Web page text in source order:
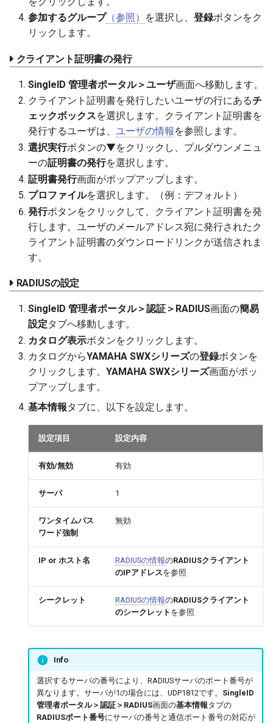
参加するグループ（参照） を選択し、 登録ボタンをク
リックします。
クライアント証明書の発行
SingleID 管理者ポータル＞ユーザ画面へ移動します。
クライアント証明書を発行したいユーザの行にあるチ
ェックボックスを選択します。クライアント証明書を
発行するユーザは、 ユーザの情報 を参照します。
選択実行ボタンの▼をクリックし、プルダウンメニュ
ーの証明書の発行を選択します。
証明書発行画面がポップアップします。
プロファイルを選択します。（例：デフォルト）
発行ボタンをクリックして、クライアント証明書を発
行します。ユーザのメールアドレス宛に発行されたク
ライアント証明書のダウンロードリンクが送信されま
す。
RADIUSの設定
SingleID 管理者ポータル＞認証＞RADIUS画面の簡易
設定タブへ移動します。
カタログ表示ボタンをクリックします。
カタログからYAMAHA SWXシリーズの登録ボタンを
クリックします。 YAMAHA SWXシリーズ画面がポッ
プアップします。
基本情報タブに、以下を設定します。
設定項目 設定内容
有効/無効 有効
サーバ 1
ワンタイムパス
ワード強制
無効
IP or ホスト名 RADIUSの情報のRADIUSクライアント
のIPアドレスを参照
シークレット RADIUSの情報のRADIUSクライアント
のシークレット を参照
Info
選択するサーバの番号により、RADIUSサーバのポート番号が
異なります。サーバが1の場合には、UDP1812です。 SingleID
管理者ポータル＞認証＞RADIUS画面の基本情報タブの
RADIUSポート番号にサーバの番号と通信ポート番号の対応が